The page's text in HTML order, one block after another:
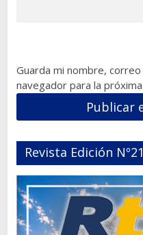
Guarda mi nombre,
navegador para la
Revista Edición